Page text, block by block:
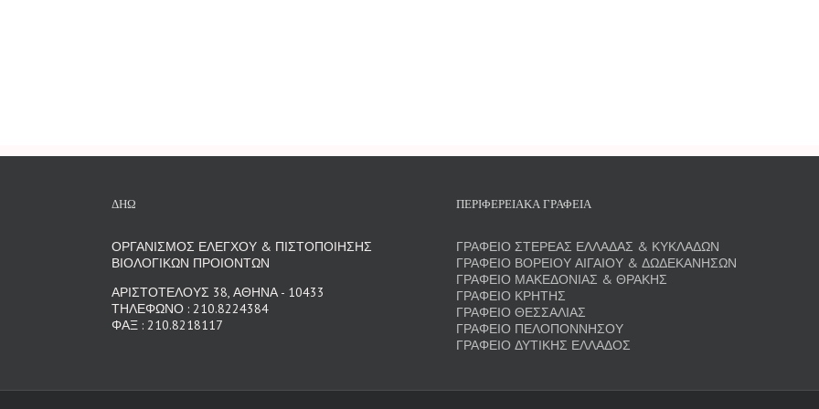
ΔΗΩ
ΟΡΓΑΝΙΣΜΟΣ ΕΛΕΓΧΟΥ & ΠΙΣΤΟΠΟΙΗΣΗΣ
ΒΙΟΛΟΓΙΚΩΝ ΠΡΟΙΟΝΤΩΝ
ΑΡΙΣΤΟΤΕΛΟΥΣ 38, ΑΘΗΝΑ - 10433
ΤΗΛΕΦΩΝΟ : 210.8224384
ΦΑΞ : 210.8218117
ΠΕΡΙΦΕΡΕΙΑΚΑ ΓΡΑΦΕΙΑ
ΓΡΑΦΕΙΟ ΣΤΕΡΕΑΣ ΕΛΛΑΔΑΣ & ΚΥΚΛΑΔΩΝ
ΓΡΑΦΕΙΟ ΒΟΡΕΙΟΥ ΑΙΓΑΙΟΥ & ΔΩΔΕΚΑΝΗΣΩΝ
ΓΡΑΦΕΙΟ ΜΑΚΕΔΟΝΙΑΣ & ΘΡΑΚΗΣ
ΓΡΑΦΕΙΟ ΚΡΗΤΗΣ
ΓΡΑΦΕΙΟ ΘΕΣΣΑΛΙΑΣ
ΓΡΑΦΕΙΟ ΠΕΛΟΠΟΝΝΗΣΟΥ
ΓΡΑΦΕΙΟ ΔΥΤΙΚΗΣ ΕΛΛΑΔΟΣ